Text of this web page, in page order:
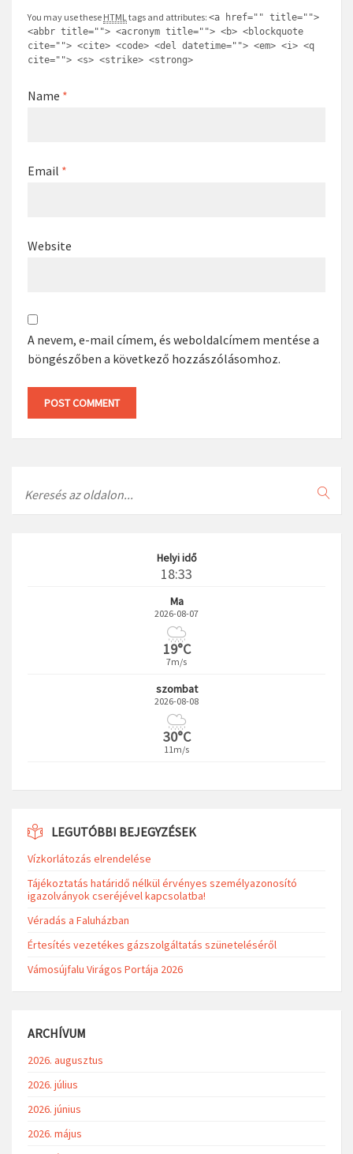
You may use these HTMLtags and attributes: <a href="" title="">
<abbr title=""> <acronym title=""> <b> <blockquote
cite=""> <cite> <code> <del datetime=""> <em> <i> <q
cite=""> <s> <strike> <strong>
Name *
Email *
Website
A nevem, e-mail címem, és weboldalcímem mentése a
böngészőben a következő hozzászólásomhoz.
Helyi idő
18:33
Ma
2026-08-07
19°C
7m/s
szombat
2026-08-08
30°C
11m/s
LEGUTÓBBI BEJEGYZÉSEK
Vízkorlátozás elrendelése
Tájékoztatás határidő nélkül érvényes személyazonosító
igazolványok cseréjével kapcsolatba!
Véradás a Faluházban
Értesítés vezetékes gázszolgáltatás szüneteléséről
Vámosújfalu Virágos Portája 2026
ARCHÍVUM
2026. augusztus
2026. július
2026. június
2026. május